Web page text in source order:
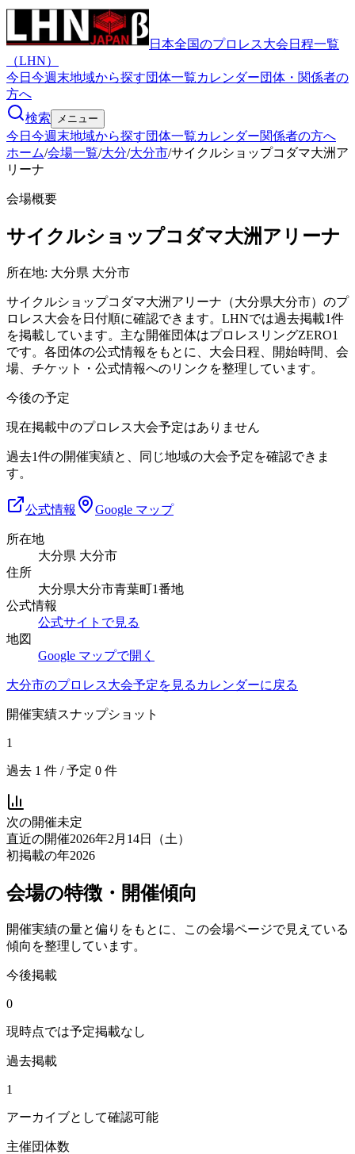
日本全国のプロレス大会日程一覧
（LHN）
今日 今週末地域から探す団体一覧カレンダー団体・関係者の
方へ
検索
メニュー
今日 今週末地域から探す団体一覧カレンダー関係者の方へ
ホーム/会場一覧/大分/大分市/サイクルショップコダマ大洲ア
リーナ
会場概要
サイクルショップコダマ大洲アリーナ
所在地: 大分県 大分市
サイクルショップコダマ大洲アリーナ（大分県大分市）のプ
ロレス大会を日付順に確認できます。LHNでは過去掲載1件
を掲載しています。主な開催団体はプロレスリングZERO1
です。各団体の公式情報をもとに、大会日程、開始時間、会
場、チケット・公式情報へのリンクを整理しています。
今後の予定
現在掲載中のプロレス大会予定はありません
過去1件の開催実績と、同じ地域の大会予定を確認できま
す。
公式情報 Google マップ
所在地
大分県 大分市
住所
大分県大分市青葉町1番地
公式情報
公式サイトで見る
地図
Google マップで開く
大分市のプロレス大会予定を見る カレンダーに戻る
開催実績スナップショット
1
過去 1 件 / 予定 0 件
次の開催未定
直近の開催2026年2月14日（土）
初掲載の年2026
会場の特徴・開催傾向
開催実績の量と偏りをもとに、この会場ページで見えている
傾向を整理しています。
今後掲載
0
現時点では予定掲載なし
過去掲載
1
アーカイブとして確認可能
主催団体数